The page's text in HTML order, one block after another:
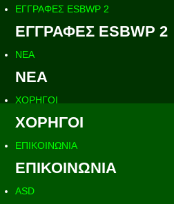
ΕΓΓΡΑΦΕΣ ESBWP 2
ΕΓΓΡΑΦΕΣ ESBWP 2
ΝΕΑ
ΝΕΑ
ΧΟΡΗΓΟΙ
ΧΟΡΗΓΟΙ
ΕΠΙΚΟΙΝΩΝΙΑ
ΕΠΙΚΟΙΝΩΝΙΑ
ASD